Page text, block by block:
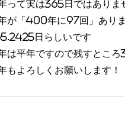
って実は365日ではありま
が「400年に97回」あり
日らしいです
は平年ですので残すとこ
もよろしくお願いします！